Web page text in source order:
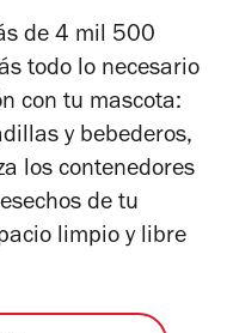
de 4 mil 500
todo lo necesario
con tu mascota:
y bebederos,
los contenedores
de tu
limpio y libre